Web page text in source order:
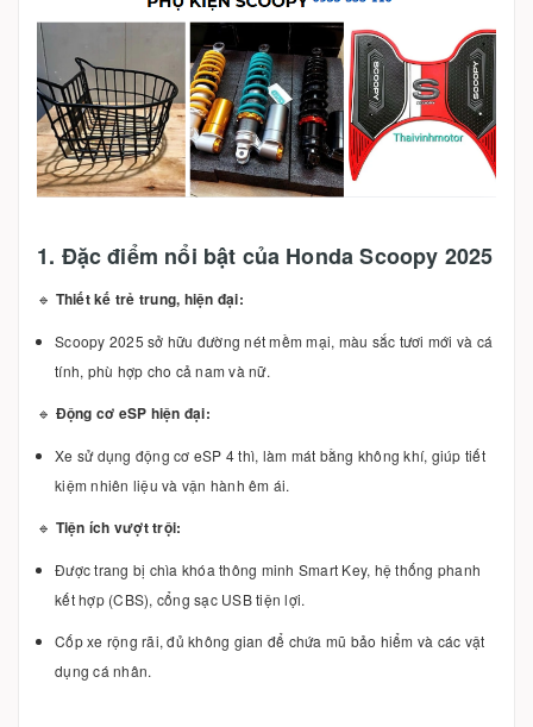
1. Đặc điểm nổi bật của Honda Scoopy 2025
🔹 Thiết kế trẻ trung, hiện đại:
Scoopy 2025 sở hữu đường nét mềm mại, màu sắc tươi mới và cá
tính, phù hợp cho cả nam và nữ.
🔹 Động cơ eSP hiện đại:
Xe sử dụng động cơ eSP 4 thì, làm mát bằng không khí, giúp tiết
kiệm nhiên liệu và vận hành êm ái.
🔹 Tiện ích vượt trội:
Được trang bị chìa khóa thông minh Smart Key, hệ thống phanh
kết hợp (CBS), cổng sạc USB tiện lợi.
Cốp xe rộng rãi, đủ không gian để chứa mũ bảo hiểm và các vật
dụng cá nhân.